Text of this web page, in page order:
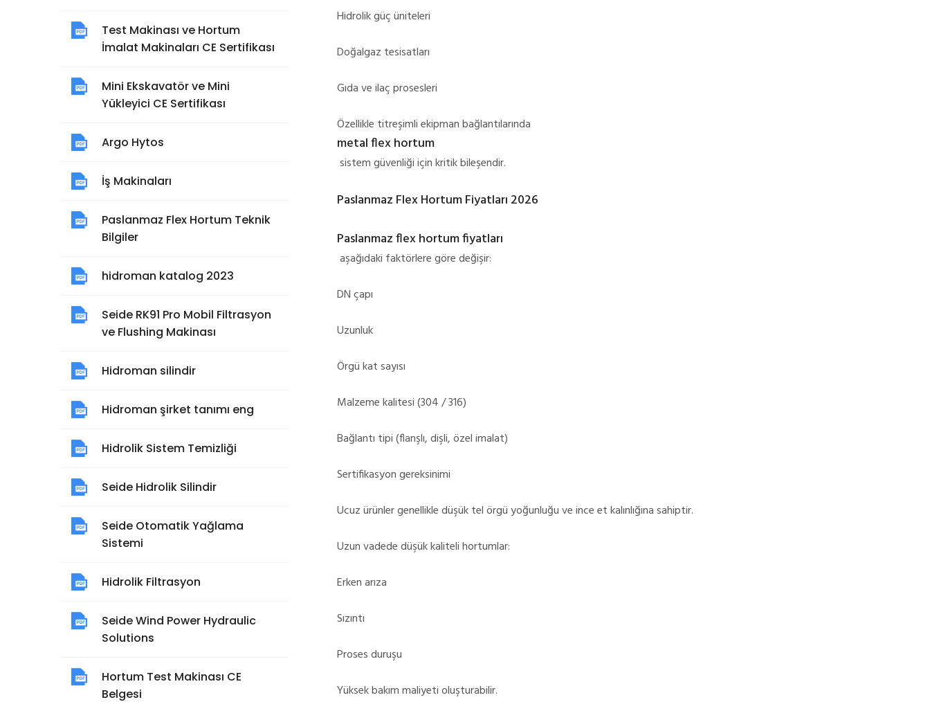
Hidrolik güç üniteleri
Doğalgaz tesisatları
Gıda ve ilaç prosesleri
Özellikle titreşimli ekipman bağlantılarında
metal flex hortum
sistem güvenliği için kritik bileşendir.
Paslanmaz Flex Hortum Fiyatları 2026
Paslanmaz flex hortum fiyatları
aşağıdaki faktörlere göre değişir:
DN çapı
Uzunluk
Örgü kat sayısı
Malzeme kalitesi (304 / 316)
Bağlantı tipi (flanşlı, dişli, özel imalat)
Sertifikasyon gereksinimi
Ucuz ürünler genellikle düşük tel örgü yoğunluğu ve ince et kalınlığına sahiptir.
Uzun vadede düşük kaliteli hortumlar:
Erken arıza
Sızıntı
Proses duruşu
Yüksek bakım maliyeti oluşturabilir.
Test Makinası ve Hortum
İmalat Makinaları CE Sertifikası
Mini Ekskavatör ve Mini
Yükleyici CE Sertifikası
Argo Hytos
İş Makinaları
Paslanmaz Flex Hortum Teknik
Bilgiler
hidroman katalog 2023
Seide RK91 Pro Mobil Filtrasyon
ve Flushing Makinası
Hidroman silindir
Hidroman şirket tanımı eng
Hidrolik Sistem Temizliği
Seide Hidrolik Silindir
Seide Otomatik Yağlama
Sistemi
Hidrolik Filtrasyon
Seide Wind Power Hydraulic
Solutions
Hortum Test Makinası CE
Belgesi